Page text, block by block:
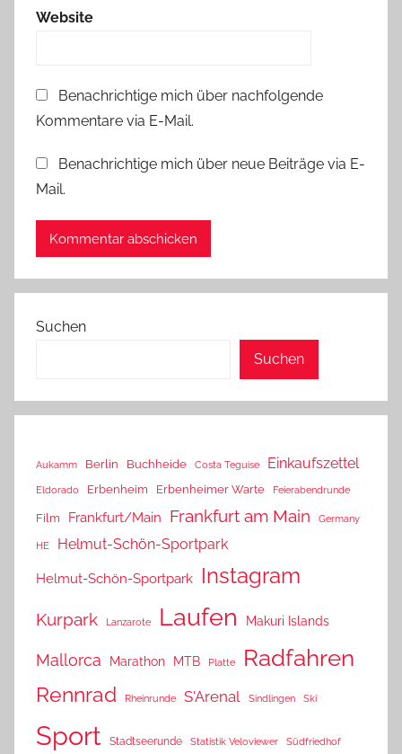
Website
Benachrichtige mich über nachfolgende
Kommentare via E-Mail.
Benachrichtige mich über neue Beiträge via E-
Mail.
Suchen
Suchen
Aukamm Berlin Buchheide Costa Teguise Einkaufszettel
Eldorado Erbenheim Erbenheimer Warte Feierabendrunde
Film Frankfurt/Main Frankfurt am Main Germany
HE Helmut-Schön-Sportpark
Helmut-Schön-Sportpark Instagram
Kurpark Lanzarote Laufen Makuri Islands
Mallorca Marathon MTB Platte Radfahren
Rennrad Rheinrunde S'Arenal Sindlingen Ski
Sport Stadtseerunde Statistik Veloviewer Südfriedhof